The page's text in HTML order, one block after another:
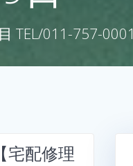
TEL/011-757-0001
配修理